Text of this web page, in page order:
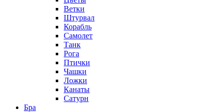
Ветки
Штурвал
Корабль
Самолет
Танк
Рога
Птички
Чашки
Ложки
Канаты
Сатурн
Бра